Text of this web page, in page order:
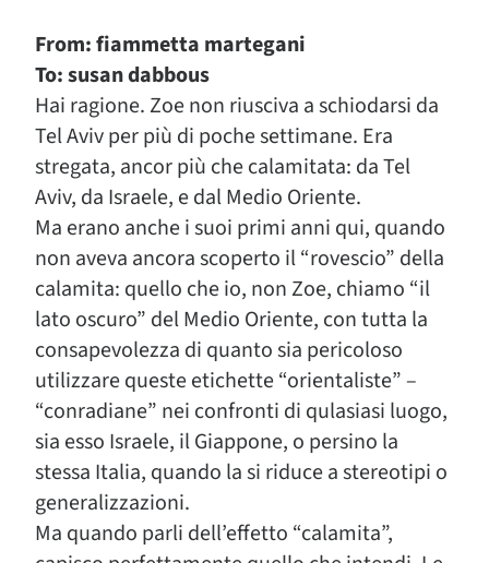
From: fiammetta martegani
To: susan dabbous
Hai ragione. Zoe non riusciva a schiodarsi da
Tel Aviv per più di poche settimane. Era
stregata, ancor più che calamitata: da Tel
Aviv, da Israele, e dal Medio Oriente.
Ma erano anche i suoi primi anni qui, quando
non aveva ancora scoperto il “rovescio” della
calamita: quello che io, non Zoe, chiamo “il
lato oscuro” del Medio Oriente, con tutta la
consapevolezza di quanto sia pericoloso
utilizzare queste etichette “orientaliste” –
“conradiane” nei confronti di qulasiasi luogo,
sia esso Israele, il Giappone, o persino la
stessa Italia, quando la si riduce a stereotipi o
generalizzazioni.
Ma quando parli dell’effetto “calamita”,